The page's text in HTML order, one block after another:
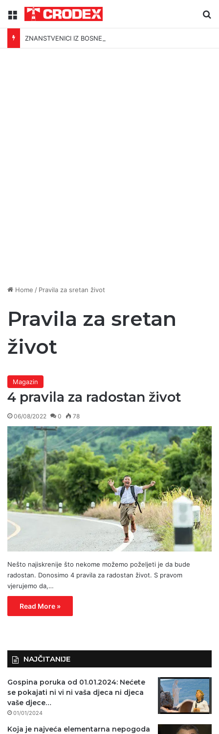
Menu
ZNANSTVENICI IZ BOSNE OTKRILI NACIZAM U – BOSNI!
Home / Pravila za sretan život
Pravila za sretan
život
Magazin
4 pravila za radostan život
06/08/2022 0 78
Nešto najiskrenije što nekome možemo poželjeti je da bude
radostan. Donosimo 4 pravila za radostan život. S pravom
vjerujemo da,…
Read More »
NAJČITANIJE
Gospina poruka od 01.01.2024: Nećete
se pokajati ni vi ni vaša djeca ni djeca
vaše djece…
01/01/2024
Koja je najveća elementarna nepogoda